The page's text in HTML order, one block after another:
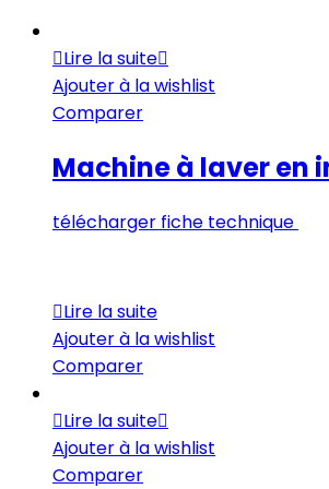
Lire la suite
Ajouter à la wishlist
Comparer
Machine à laver en
télécharger fiche technique
Lire la suite
Ajouter à la wishlist
Comparer
Lire la suite
Ajouter à la wishlist
Comparer